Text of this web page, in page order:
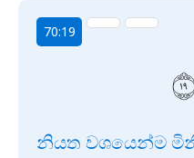
70:19
නියත වශයෙන්ම